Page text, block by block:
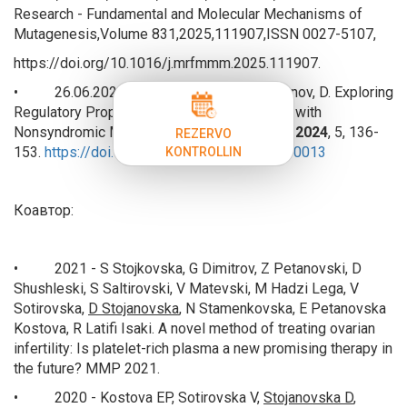
Research - Fundamental and Molecular Mechanisms of
Mutagenesis,Volume 831,2025,111907,ISSN 0027-5107,
https://doi.org/10.1016/j.mrfmmm.2025.111907.
• 26.06.2024 -
Hristov, D
.; Stojanov, D. Exploring
Regulatory Properties of Genes Associated with
Nonsyndromic Male Infertility.Reprod. Med. 2024, 5, 136-
153. https://doi.org/10.3390/reprodmed5030013
Коавтор:
• 2021 - S Stojkovska, G Dimitrov, Z Petanovski, D
Shushleski, S Saltirovski, V Matevski, M Hadzi Lega, V
Sotirovska, D Stojanovska, N Stamenkovska, E Petanovska
Kostova, R Latifi Isaki. A novel method of treating ovarian
infertility: Is platelet-rich plasma a new promising therapy in
the future? MMP 2021.
• 2020 - Kostova EP, Sotirovska V, Stojanovska D,
REZERVO
KONTROLLIN